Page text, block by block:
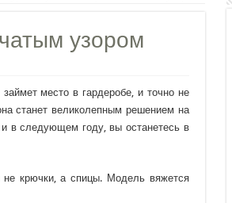
узором
место в гардеробе, и точно не
станет великолепным решением на
и в следующем году, вы останетесь в
не крючки, а спицы. Модель вяжется